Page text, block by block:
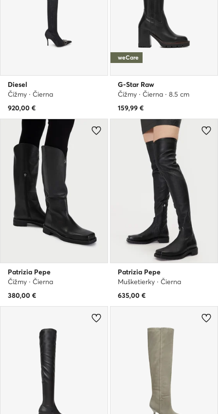
Diesel
Čižmy · Čierna
920,00 €
weCare
G-Star Raw
Čižmy · Čierna · 8.5 cm
159,99 €
Patrizia Pepe
Čižmy · Čierna
380,00 €
Patrizia Pepe
Mušketierky · Čierna
635,00 €